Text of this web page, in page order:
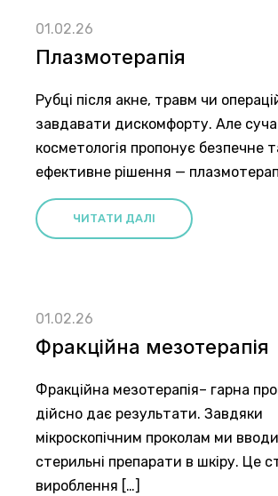
01.02.26
Плазмотерапія
Рубці після акне, травм чи
завдавати дискомфорту. Але
косметологія пропонує безпечне
ефективне рішення —
ЧИТАТИ ДАЛІ
01.02.26
Фракційна мезотерапія
Фракційна мезотерапія– гарна
дійсно дає результати. Завдяки
мікроскопічним проколам ми
стерильні препарати в шкіру. Це
вироблення […]